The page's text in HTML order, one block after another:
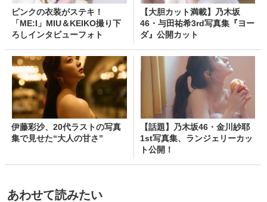
ピンクの衣装がステキ！
「ME:I」MIU＆KEIKO撮り下
ろしインタビューフォト
【大胆カット満載】乃木坂
46・与田祐希3rd写真集『ヨー
ダ』公開カット
伊藤彩沙、20代ラストの写真
集で見せた“大人の甘さ”
【話題】乃木坂46・金川紗耶
1st写真集、ランジェリーカッ
ト公開！
あわせて読みたい